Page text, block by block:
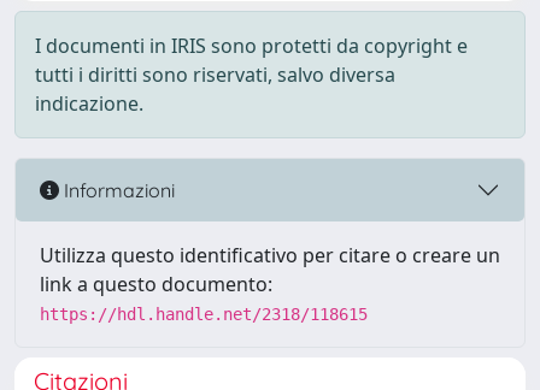
I documenti in IRIS sono protetti da copyright e
tutti i diritti sono riservati, salvo diversa
indicazione.
Informazioni
Utilizza questo identificativo per citare o creare un
link a questo documento:
https://hdl.handle.net/2318/118615
Citazioni